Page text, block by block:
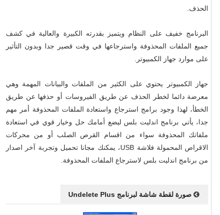
الحذف.
البرنامج خفيف على النظام ويتميز بقدرته الكبيرة والعالية في كشف
جميع الملفات المحذوفة واسترجاعها في وقت قصير جدا وبدون التأثير
على موارد جهاز الكمبيوتر.
جهاز الكمبيوتر يحتوي على الكثير من الملفات والبيانات المهمة وهي
معرضة دائما لخطر الحذف عن طريق الفيروسات أو حذفها عن طريق
الخطأ، لهذا وجود برامج استرجاع واستعادة الملفات المحذوفة أمر مهم
جدا، يأتي برنامج اندليت بلس ليضع أمامك حل وخيار قوي في استعادة
ملفاتك المحذوفة سواء من اقسام القرص الصلب أو من محركات
الاقراص المحمولة فلاشة USB، يمكنك مجانا تحميل وتجربة آخر اصدار
من برنامج اندليت بلس لاسترجاع الملفات المحذوفة.
صورة لقطة شاشة لبرنامج Undelete Plus